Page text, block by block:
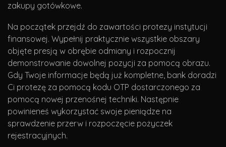
zakupy gotówkowe.
Na początek przejdź do zawartości protezy instytucji
finansowej. Wypełnij praktycznie wszystkie obszary
objęte presją w obrębie odmiany i rozpocznij
demonstrowanie dowolnej pozycji za pomocą obrazu.
Gdy Twoje informacje będą już kompletne, bank doradzi
Ci protezę za pomocą kodu OTP dostarczonego za
pomocą nowej przenośnej techniki. Następnie
powinieneś wykorzystać swoje pieniądze na
sprawdzenie przerw i rozpoczęcie pożyczek
rejestracyjnych.